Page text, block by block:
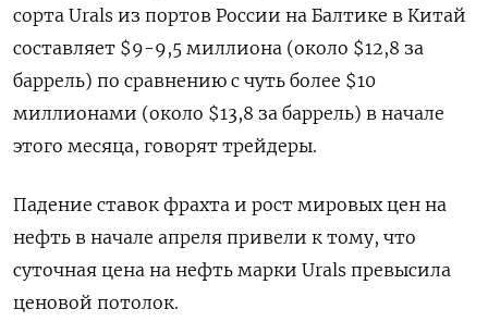
сорта Urals из портов России на Балтике в Китай
составляет $9-9,5 миллиона (около $12,8 за
баррель) по сравнению с чуть более $10
миллионами (около $13,8 за баррель) в начале
этого месяца, говорят трейдеры.
Падение ставок фрахта и рост мировых цен на
нефть в начале апреля привели к тому, что
суточная цена на нефть марки Urals превысила
ценовой потолок.